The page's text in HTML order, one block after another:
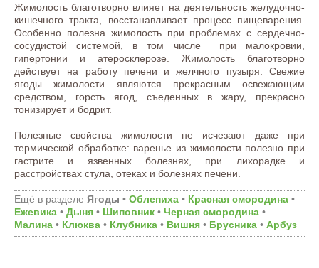
Жимолость благотворно влияет на деятельность желудочно-
кишечного тракта, восстанавливает процесс пищеварения.
Особенно полезна жимолость при проблемах с сердечно-
сосудистой системой, в том числе при малокровии,
гипертонии и атеросклерозе. Жимолость благотворно
действует на работу печени и желчного пузыря. Свежие
ягоды жимолости являются прекрасным освежающим
средством, горсть ягод, съеденных в жару, прекрасно
тонизирует и бодрит.
Полезные свойства жимолости не исчезают даже при
термической обработке: варенье из жимолости полезно при
гастрите и язвенных болезнях, при лихорадке и
расстройствах стула, отеках и болезнях печени.
Ещё в разделе Ягоды • Облепиха • Красная смородина •
Ежевика • Дыня • Шиповник • Черная смородина •
Малина • Клюква • Клубника • Вишня • Брусника • Арбуз